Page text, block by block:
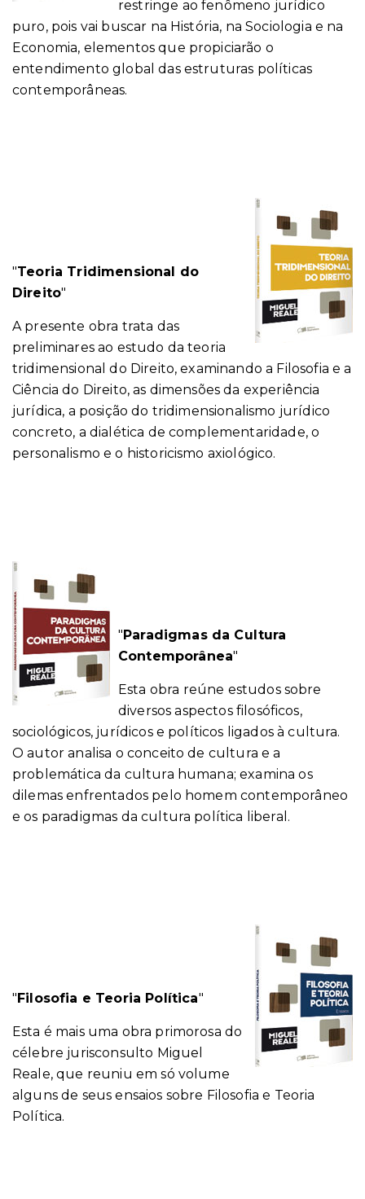
restringe ao fenômeno jurídico
puro, pois vai buscar na História, na Sociologia e na
Economia, elementos que propiciarão o
entendimento global das estruturas políticas
contemporâneas.
"Teoria Tridimensional do
Direito"
A presente obra trata das
preliminares ao estudo da teoria
tridimensional do Direito, examinando a Filosofia e a
Ciência do Direito, as dimensões da experiência
jurídica, a posição do tridimensionalismo jurídico
concreto, a dialética de complementaridade, o
personalismo e o historicismo axiológico.
"Paradigmas da Cultura
Contemporânea"
Esta obra reúne estudos sobre
diversos aspectos filosóficos,
sociológicos, jurídicos e políticos ligados à cultura.
O autor analisa o conceito de cultura e a
problemática da cultura humana; examina os
dilemas enfrentados pelo homem contemporâneo
e os paradigmas da cultura política liberal.
"Filosofia e Teoria Política"
Esta é mais uma obra primorosa do
célebre jurisconsulto Miguel
Reale, que reuniu em só volume
alguns de seus ensaios sobre Filosofia e Teoria
Política.